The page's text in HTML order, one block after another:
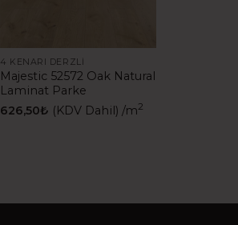
4 KENARI DERZLI
Majestic 52572 Oak Natural
Laminat Parke
626,50₺ (KDV Dahil) /m2